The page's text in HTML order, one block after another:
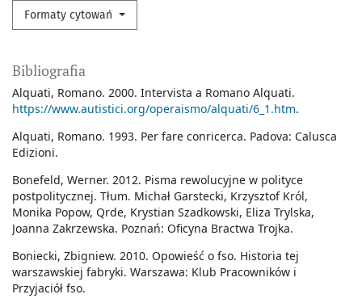
Formaty cytowań
Bibliografia
Alquati, Romano. 2000. Intervista a Romano Alquati.
https://www.autistici.org/operaismo/alquati/6_1.htm.
Alquati, Romano. 1993. Per fare conricerca. Padova: Calusca
Edizioni.
Bonefeld, Werner. 2012. Pisma rewolucyjne w polityce
postpolitycznej. Tłum. Michał Garstecki, Krzysztof Król,
Monika Popow, Qrde, Krystian Szadkowski, Eliza Trylska,
Joanna Zakrzewska. Poznań: Oficyna Bractwa Trojka.
Boniecki, Zbigniew. 2010. Opowieść o fso. Historia tej
warszawskiej fabryki. Warszawa: Klub Pracowników i
Przyjaciół fso.